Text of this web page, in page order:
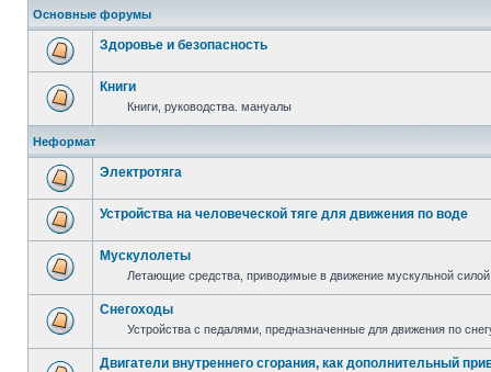
Основные форумы
Здоровье и безопасность
Книги
Книги, руководства. мануалы
Неформат
Электротяга
Устройства на человеческой тяге для движения по воде
Мускулолеты
Летающие средства, приводимые в движение мускульной силой
Снегоходы
Устройства с педалями, предназначенные для движения по
Двигатели внутреннего сгорания, как дополнительный